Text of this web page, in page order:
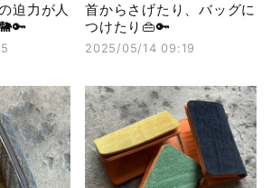
迫力が人
首からさげたり、バッグに
つけたり👜🔑
2025/05/14 09:19